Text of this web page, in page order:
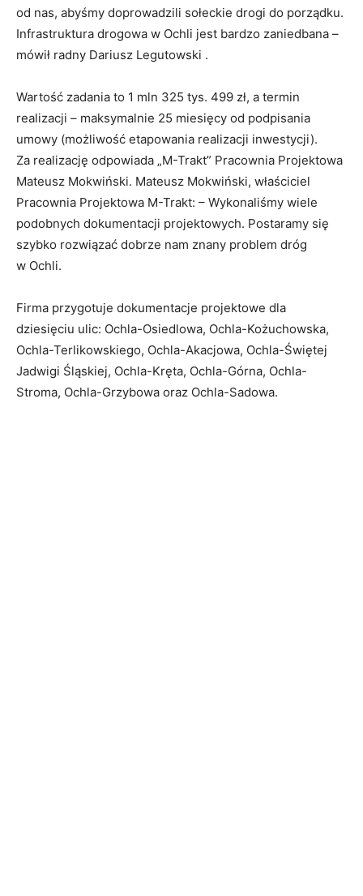
od nas, abyśmy doprowadzili sołeckie drogi do porządku.
Infrastruktura drogowa w Ochli jest bardzo zaniedbana –
mówił radny Dariusz Legutowski .
Wartość zadania to 1 mln 325 tys. 499 zł, a termin
realizacji – maksymalnie 25 miesięcy od podpisania
umowy (możliwość etapowania realizacji inwestycji).
Za realizację odpowiada „M-Trakt” Pracownia Projektowa
Mateusz Mokwiński. Mateusz Mokwiński, właściciel
Pracownia Projektowa M-Trakt: – Wykonaliśmy wiele
podobnych dokumentacji projektowych. Postaramy się
szybko rozwiązać dobrze nam znany problem dróg
w Ochli.
Firma przygotuje dokumentacje projektowe dla
dziesięciu ulic: Ochla-Osiedlowa, Ochla-Kożuchowska,
Ochla-Terlikowskiego, Ochla-Akacjowa, Ochla-Świętej
Jadwigi Śląskiej, Ochla-Kręta, Ochla-Górna, Ochla-
Stroma, Ochla-Grzybowa oraz Ochla-Sadowa.